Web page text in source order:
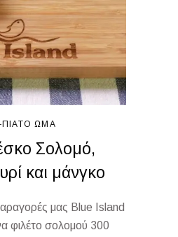
ΠΙΆΤΟΩΜΆ
Σολομό,
και μάνγκο
μας Blue Island
φιλέτο σολομού 300